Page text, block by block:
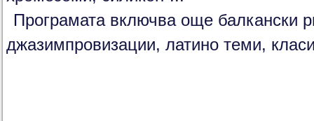
Програмата включва още балкански
джазимпровизации, латино теми,